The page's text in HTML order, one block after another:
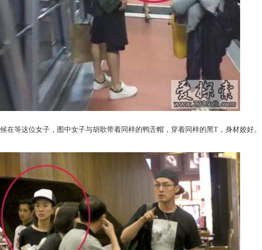
在等这位女子，图中女子与胡歌带着同样的鸭舌帽，穿着同样的黑T，身材姣好。